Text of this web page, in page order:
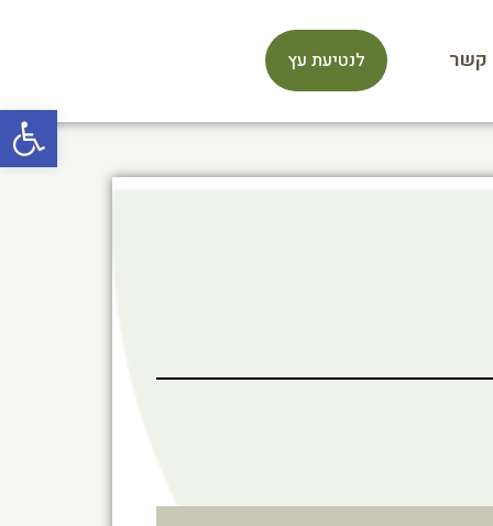
פתח
קשר לנטיעת עץ